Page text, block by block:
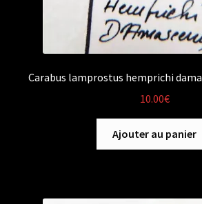
Carabus lamprostus hemprichi
10.00€
Ajouter au panier